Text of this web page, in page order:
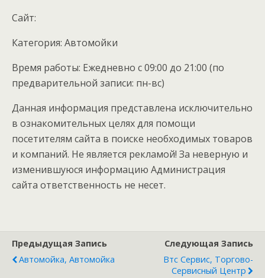
Cайт:
Категория: Автомойки
Время работы: Ежедневно с 09:00 до 21:00 (по
предварительной записи: пн-вс)
Данная информация представлена исключительно
в ознакомительных целях для помощи
посетителям сайта в поиске необходимых товаров
и компаний. Не является рекламой! За неверную и
изменившуюся информацию Администрация
сайта ответственность не несет.
Предыдущая Запись
Автомойка, Автомойка
Следующая Запись
Втс Сервис, Торгово-
Сервисный Центр